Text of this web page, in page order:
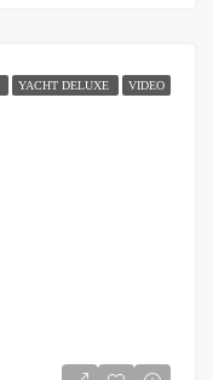
YACHT DELUXE VIDEO